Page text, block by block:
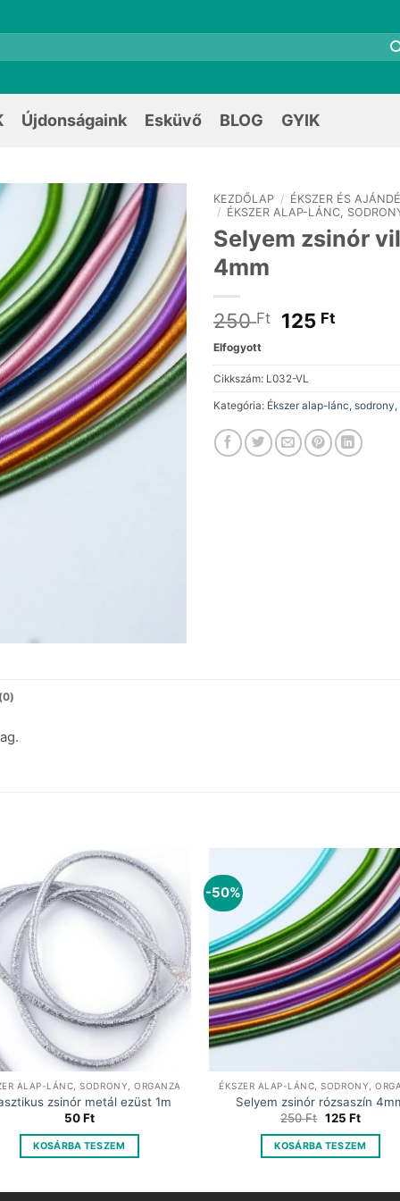
Újdonságaink Esküvő BLOG GYIK
KEZDŐLAP / ÉKSZER ÉS
/ ÉKSZER ALAP-LÁNC,
Selyem zsinór
4mm
250Ft
Original
was:
250 Ft.
125 Ft
is:
Elfogyott
Cikkszám: L032-VL
Kategória: Ékszer alap-lánc,
ALAP-LÁNC, SODRONY, ORGANZA
zsinór metál ezüst 1m
50Ft
KOSÁRBA TESZEM
-50%
ÉKSZER ALAP-LÁNC, SODRONY,
Selyem zsinór rózsaszín
250Ft Original
was:
250 Ft.
125 Ft
is:
125 Ft.
KOSÁRBA TESZEM